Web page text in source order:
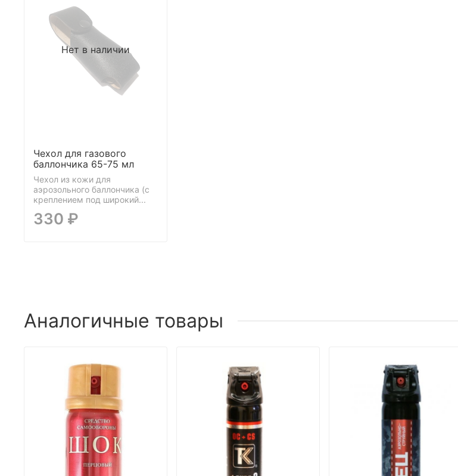
Нет в наличии
Чехол для газового
баллончика 65-75 мл
Чехол из кожи для
аэрозольного баллончика (с
креплением под широкий...
330 ₽
Аналогичные товары